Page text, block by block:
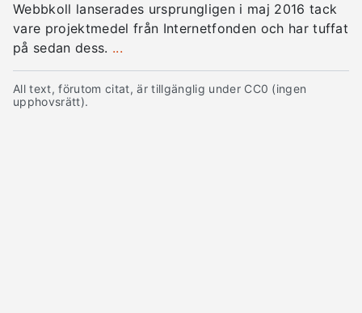
Webbkoll lanserades ursprungligen i maj 2016 tack
vare projektmedel från Internetfonden och har tuffat
på sedan dess. ...
All text, förutom citat, är tillgänglig under CC0 (ingen
upphovsrätt).